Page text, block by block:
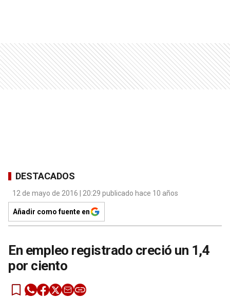
DESTACADOS
12 de mayo de 2016 | 20:29 publicado hace 10 años
Añadir como fuente en
En empleo registrado creció un 1,4
por ciento